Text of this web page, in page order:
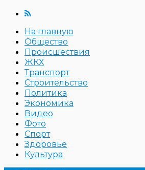
На главную
Общество
Происшествия
ЖКХ
Транспорт
Строительство
Политика
Экономика
Видео
Фото
Спорт
Здоровье
Культура